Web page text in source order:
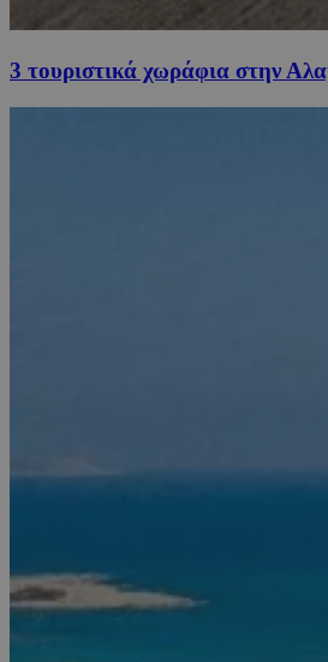
3 τουριστικά χωράφια στην